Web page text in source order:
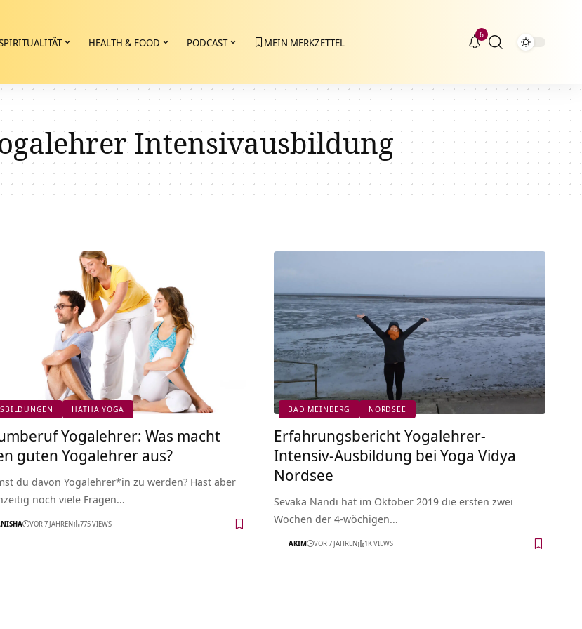
HEALTH & FOOD PODCAST MEIN MERKZETTEL
6
Intensivausbildung
HATHA YOGA
Yogalehrer: Was macht
guten Yogalehrer aus?
du davon Yogalehrer*in zu werden? Hast aber
noch viele Fragen…
VOR 7 JAHREN 775 VIEWS
BAD MEINBERG NORDSEE
Erfahrungsbericht Yogalehrer-
Intensiv-Ausbildung bei Yoga Vidya
Nordsee
Sevaka Nandi hat im Oktober 2019 die ersten zwei
Wochen der 4-wöchigen…
AKIM VOR 7 JAHREN 1K VIEWS